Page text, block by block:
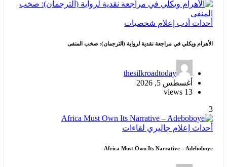
أحداث أدب إعلام شخصيات
الأهرام ويكلي في مراجعة نقدية لرواية (الترجمان): صخب المنفى
thesilkroadtoday
أغسطس 5, 2026
13 views
3
أحداث إعلام جاليري لقاءات
Africa Must Own Its Narrative – Adeboboye